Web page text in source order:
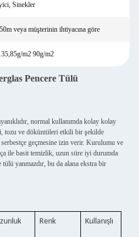
Sinekler
veya müşterinin ihtiyacına göre
m2 90g/m2
Pencere Tülü
normal kullanımda kolay kolay
tozu ve döküntüleri etkili bir şekilde
serbestçe geçmesine izin verir. Kurulumu ve
ile basit temizlik, uzun süre iyi durumda
tülü yanmazdır, bu da alana ekstra bir
Renk Kullanışlı